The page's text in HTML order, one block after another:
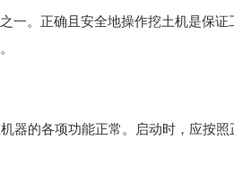
一。正确且安全地操作挖土机是保
器的各项功能正常。启动时，应按